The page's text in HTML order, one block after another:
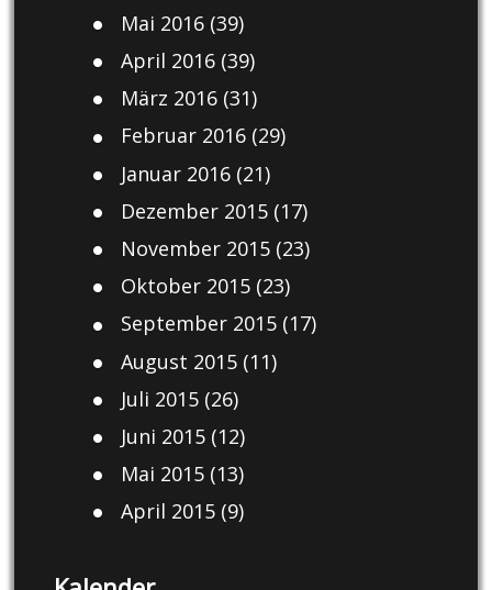
Mai 2016(39)
April 2016(39)
März 2016(31)
Februar 2016(29)
Januar 2016(21)
Dezember 2015(17)
November 2015(23)
Oktober 2015(23)
September 2015(17)
August 2015(11)
Juli 2015(26)
Juni 2015(12)
Mai 2015(13)
April 2015(9)